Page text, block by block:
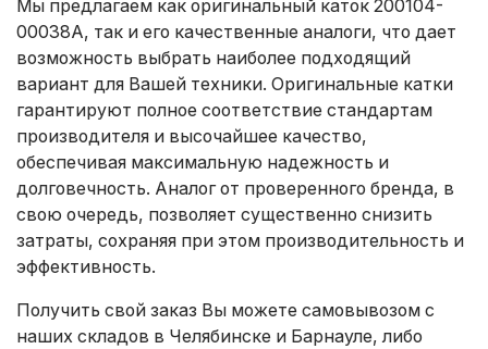
Мы предлагаем как оригинальный каток 200104-
00038A, так и его качественные аналоги, что дает
возможность выбрать наиболее подходящий
вариант для Вашей техники. Оригинальные катки
гарантируют полное соответствие стандартам
производителя и высочайшее качество,
обеспечивая максимальную надежность и
долговечность. Аналог от проверенного бренда, в
свою очередь, позволяет существенно снизить
затраты, сохраняя при этом производительность и
эффективность.
Получить свой заказ Вы можете самовывозом с
наших складов в Челябинске и Барнауле, либо